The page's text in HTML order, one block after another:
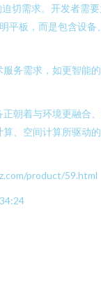
切需求。开发者需
平板，而是包含设
务需求，如更智能
朝着与环境更融合
、空间计算所驱动
product/59.html